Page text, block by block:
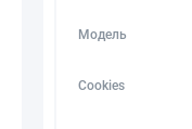
Модель
Cookies